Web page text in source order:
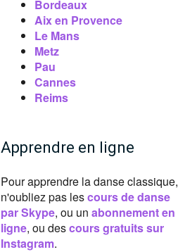
Bordeaux
Aix en Provence
Le Mans
Metz
Pau
Cannes
Reims
Apprendre en ligne
Pour apprendre la danse classique,
n'oubliez pas lescours de danse
par Skype, ou un abonnement en
ligne, ou descours gratuits sur
Instagram.